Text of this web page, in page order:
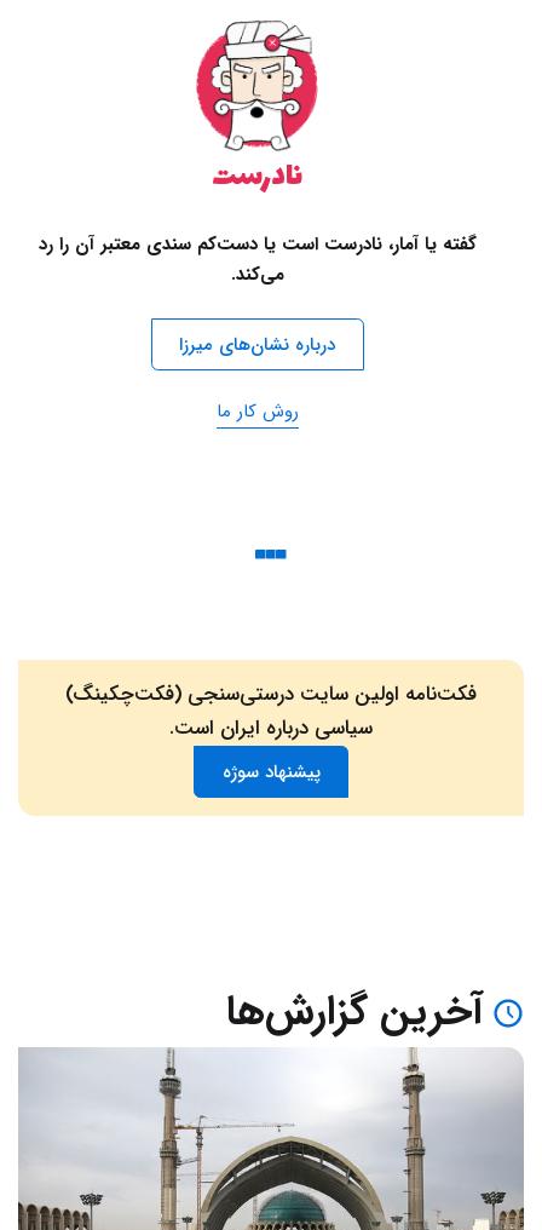
نادرست
گفته یا آمار، نادرست است یا دست‌کم سندی معتبر آن را رد
می‌کند.
درباره نشان‌های میرزا
روش کار ما
فکت‌نامه اولین سایت درستی‌سنجی (فکت‌چکینگ)
سیاسی درباره ایران است.
پیشنهاد سوژه
آخرین گزارش‌ها